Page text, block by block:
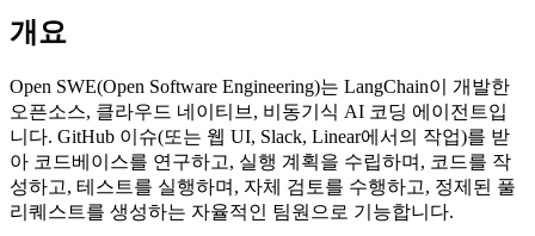
개요
Open SWE(Open Software Engineering)는 LangChain이 개발한
오픈소스, 클라우드 네이티브, 비동기식 AI 코딩 에이전트입
니다. GitHub 이슈(또는 웹 UI, Slack, Linear에서의 작업)를 받
아 코드베이스를 연구하고, 실행 계획을 수립하며, 코드를 작
성하고, 테스트를 실행하며, 자체 검토를 수행하고, 정제된 풀
리퀘스트를 생성하는 자율적인 팀원으로 기능합니다.